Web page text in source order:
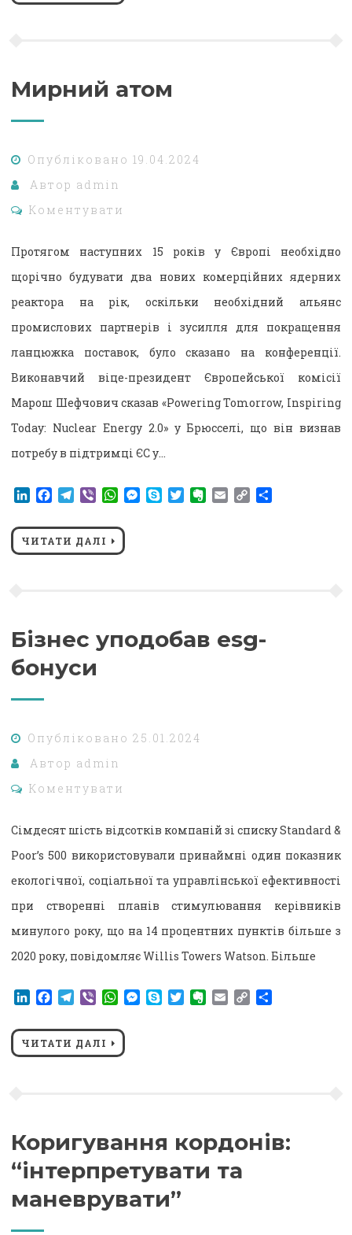
Мирний атом
Опубліковано 19.04.2024
Автор admin
Коментувати
Протягом наступних 15 років у Європі необхідно
щорічно будувати два нових комерційних ядерних
реактора на рік, оскільки необхідний альянс
промислових партнерів і зусилля для покращення
ланцюжка поставок, було сказано на конференції.
Виконавчий віце-президент Європейської комісії
Марош Шефчович сказав «Powering Tomorrow, Inspiring
Today: Nuclear Energy 2.0» у Брюсселі, що він визнав
потребу в підтримці ЄС у…
LinkedIn
Facebook
Telegram
ViberWhatsApp
Messenger
SkypeTwitterEvernote
EmailCopy
ЧИТАТИ ДАЛІ
Бізнес уподобав esg-
бонуси
Опубліковано 25.01.2024
Автор admin
Коментувати
Сімдесят шість відсотків компаній зі списку Standard &
Poor’s 500 використовували принаймні один показник
екологічної, соціальної та управлінської ефективності
при створенні планів стимулювання керівників
минулого року, що на 14 процентних пунктів більше з
2020 року, повідомляє Willis Towers Watson. Більше
LinkedIn
Facebook
Telegram
ViberWhatsApp
Messenger
SkypeTwitterEvernote
EmailCopy
ЧИТАТИ ДАЛІ
Коригування кордонів:
“інтерпретувати та
маневрувати”